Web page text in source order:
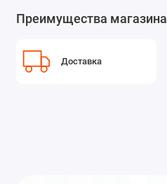
Преимущества магазина
Доставка